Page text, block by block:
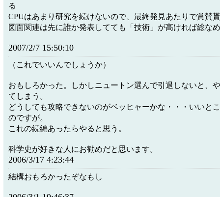
る
CPUはあまり研究を続けないので、最終発見あたりで賞賛
図面関連は先に誰か発表してても「技術」が高ければ総な
2007/2/7 15:50:10
（これでいいんでしょうか）
おもしろかった。しかしニュートン選んで引退しないと、
てしまう。
どうしても攻略できないのがベッヒャーかな・・・いいと
のですが。
これの続編あったらやると思う。
科学史が好きな人にお勧めだと思います。
2006/3/17 4:23:44
結構おもろかったぞなもし